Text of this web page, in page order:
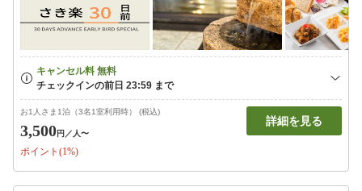
お1人さま1泊（3名1室利用時） (税込)
3,500円 ／人〜
ポイント(1%)
詳細を見る